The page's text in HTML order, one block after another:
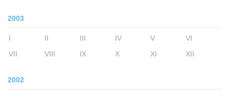
2003
I II III IV V
VI
VII
VIII IX X XI XII
2002